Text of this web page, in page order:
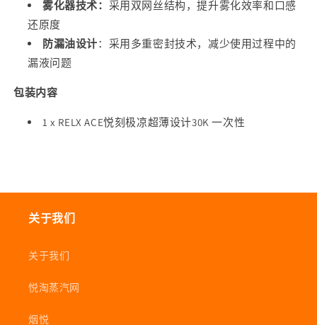
量
油
量
一
性
可
的
数
量
量
电
雾化器技术： 采用双网丝结构，提升雾化效率和口感
还原度
防漏油设计：采用多重密封技术，减少使用过程中的
漏液问题
包装内容
1 x RELX ACE悦刻极凉超薄设计30K 一次性
关于我们
关于我们
悦淘蒸汽网
烟悦